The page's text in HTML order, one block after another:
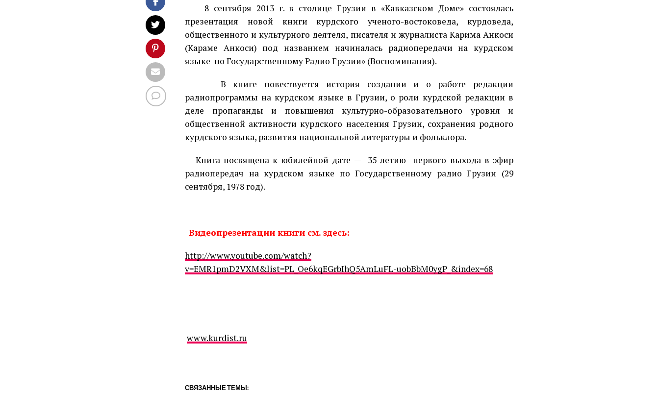
8 сентября 2013 г. в столице Грузии в «Кавказском Доме» состоялась
презентация новой книги курдского ученого-востоковеда, курдоведа,
общественного и культурного деятеля, писателя и журналиста Карима Анкоси
(Караме Анкоси) под названием начиналась радиопередачи на курдском
языке по Государственному Радио Грузии» (Воспоминания).
В книге повествуется история создании и о работе редакции
радиопрограммы на курдском языке в Грузии, о роли курдской редакции в
деле пропаганды и повышения культурно-образовательного уровня и
общественной активности курдского населения Грузии, сохранения родного
курдского языка, развития национальной литературы и фольклора.
Книга посвящена к юбилейной дате — 35 летию
первого выхода в эфир
радиопередач на курдском языке по Государственному радио Грузии (29
сентября, 1978 год).
Видеопрезентации книги см. здесь:
http://www.youtube.com/watch?
v=EMR1pmD2VXM&list=PL_Oe6kqEGrbIhQ5AmLuFL-uobBbM0ygP_&index=68
www.kurdist.ru
СВЯЗАННЫЕ ТЕМЫ: